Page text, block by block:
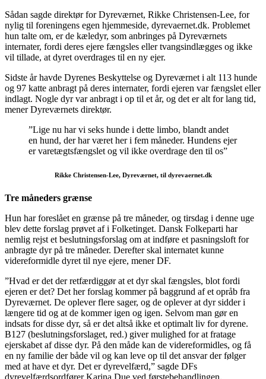
Sådan sagde direktør for Dyreværnet, Rikke Christensen-Lee, for
nylig til foreningens egen hjemmeside, dyrevaernet.dk. Problemet
hun talte om, er de kæledyr, som anbringes på Dyreværnets
internater, fordi deres ejere fængsles eller tvangsindlægges og ikke
vil tillade, at dyret overdrages til en ny ejer.
Sidste år havde Dyrenes Beskyttelse og Dyreværnet i alt 113 hunde
og 97 katte anbragt på deres internater, fordi ejeren var fængslet eller
indlagt. Nogle dyr var anbragt i op til et år, og det er alt for lang tid,
mener Dyreværnets direktør.
”Lige nu har vi seks hunde i dette limbo, blandt andet
en hund, der har været her i fem måneder. Hundens ejer
er varetægtsfængslet og vil ikke overdrage den til os”
Rikke Christensen-Lee, Dyreværnet, til dyrevaernet.dk
Tre måneders grænse
Hun har foreslået en grænse på tre måneder, og tirsdag i denne uge
blev dette forslag prøvet af i Folketinget. Dansk Folkeparti har
nemlig rejst et beslutningsforslag om at indføre et pasningsloft for
anbragte dyr på tre måneder. Derefter skal internatet kunne
videreformidle dyret til nye ejere, mener DF.
”Hvad er det der retfærdiggør at et dyr skal fængsles, blot fordi
ejeren er det? Det her forslag kommer på baggrund af et opråb fra
Dyreværnet. De oplever flere sager, og de oplever at dyr sidder i
længere tid og at de kommer igen og igen. Selvom man gør en
indsats for disse dyr, så er det altså ikke et optimalt liv for dyrene.
B127 (beslutningsforslaget, red.) giver mulighed for at fratage
ejerskabet af disse dyr. På den måde kan de videreformidles, og få
en ny familie der både vil og kan leve op til det ansvar der følger
med at have et dyr. Det er dyrevelfærd,” sagde DFs